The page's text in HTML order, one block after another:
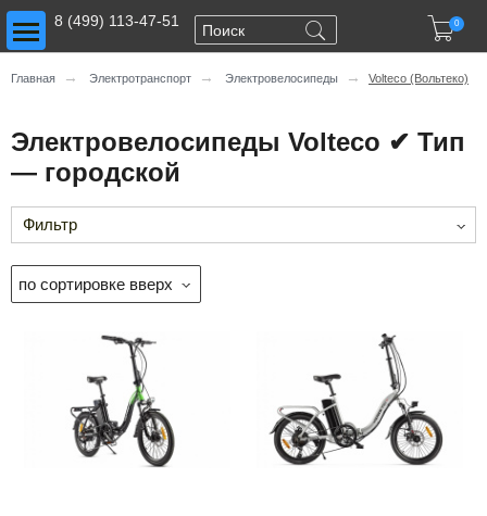
0
8 (499) 113-47-51
Toggle main menu visibility
Главная → Электротранспорт → Электровелосипеды → Volteco (Вольтеко)
Электровелосипеды Volteco ✔ Тип
— городской
Фильтр
по сортировке вверх